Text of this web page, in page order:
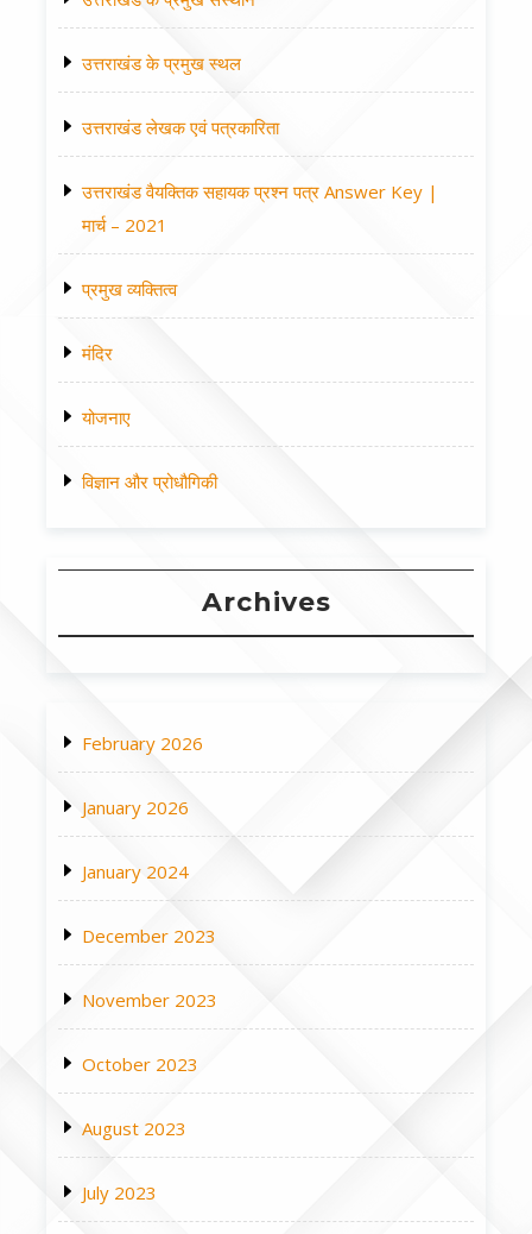
उत्तराखंड के प्रमुख स्थल
उत्तराखंड लेखक एवं पत्रकारिता
उत्तराखंड वैयक्तिक सहायक प्रश्न पत्र Answer Key |
मार्च – 2021
प्रमुख व्यक्तित्व
मंदिर
योजनाए
विज्ञान और प्रोधौगिकी
Archives
February 2026
January 2026
January 2024
December 2023
November 2023
October 2023
August 2023
July 2023